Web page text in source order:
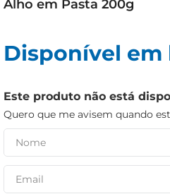
Alho em Pasta 200g
Disponível em
Este produto não está
Quero que me avisem quando
queijo
biscoito
papel higiênico
cerveja